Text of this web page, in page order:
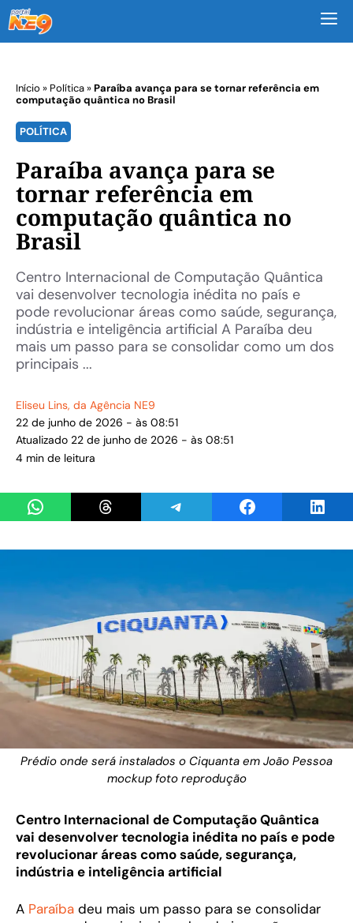
Início » Política»Paraíba avança para se tornar referência em
computação quântica no Brasil
POLÍTICA
Paraíba avança para se
tornar referência em
computação quântica no
Brasil
Centro Internacional de Computação Quântica
vai desenvolver tecnologia inédita no país e
pode revolucionar áreas como saúde, segurança,
indústria e inteligência artificial A Paraíba deu
mais um passo para se consolidar como um dos
principais ...
Eliseu Lins, da Agência NE9
22 de junho de 2026 - às 08:51
Atualizado 22 de junho de 2026 - às 08:51
4 min de leitura
Share on WhatsAppShare on ThreadsShare on TelegramShare on Facebook
Prédio onde será instalados o Ciquanta em João Pessoa
mockup foto reprodução
Centro Internacional de Computação Quântica
vai desenvolver tecnologia inédita no país e pode
revolucionar áreas como saúde, segurança,
indústria e inteligência artificial
A Paraíba deu mais um passo para se consolidar